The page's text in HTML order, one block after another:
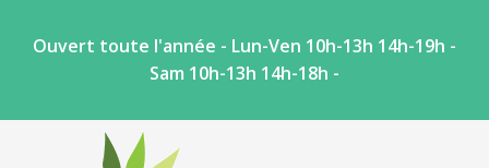
Ouvert toute l'année - Lun-Ven 10h-13h 14h-19h -
Sam 10h-13h 14h-18h -